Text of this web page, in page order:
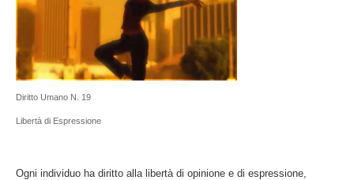
Diritto Umano N. 19
Libertà di Espressione
Ogni individuo ha diritto alla libertà di opinione e di espressione,